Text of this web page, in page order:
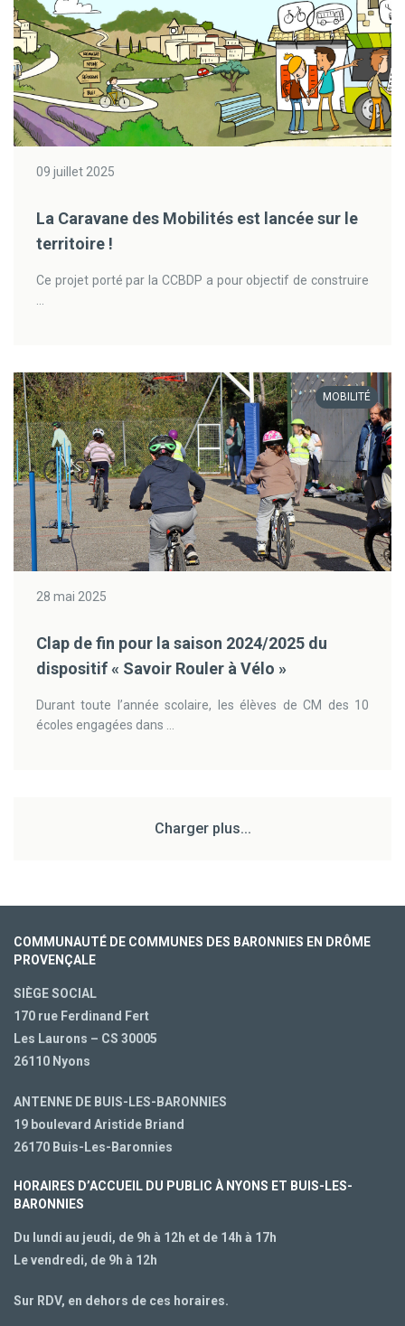
09 juillet 2025
La Caravane des Mobilités est lancée sur le
territoire !
Ce projet porté par la CCBDP a pour objectif de construire
MOBILITÉ
28 mai 2025
Clap de fin pour la saison 2024/2025 du
dispositif « Savoir Rouler à Vélo »
Durant toute l’année scolaire, les élèves de CM des 10
écoles engagées dans ...
Charger plus...
COMMUNAUTÉ DE COMMUNES DES BARONNIES EN DRÔME
PROVENÇALE
SIÈGE SOCIAL
170 rue Ferdinand Fert
Les Laurons – CS 30005
26110 Nyons
ANTENNE DE BUIS-LES-BARONNIES
19 boulevard Aristide Briand
26170 Buis-Les-Baronnies
HORAIRES D’ACCUEIL DU PUBLIC À NYONS ET BUIS-LES-
BARONNIES
Du lundi au jeudi, de 9h à 12h et de 14h à 17h
Le vendredi, de 9h à 12h
Sur RDV, en dehors de ces horaires.